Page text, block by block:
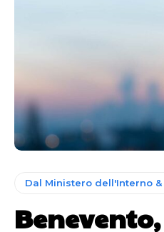
Dal Ministero dell'Interno